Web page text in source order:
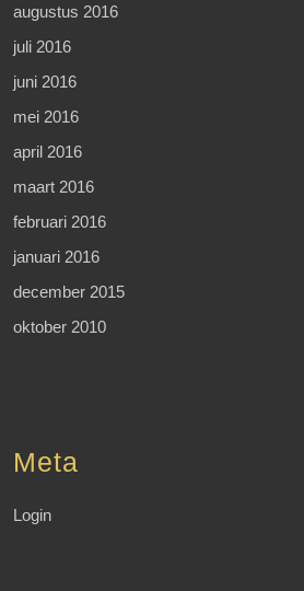
augustus 2016
juli 2016
juni 2016
mei 2016
april 2016
maart 2016
februari 2016
januari 2016
december 2015
oktober 2010
Meta
Login